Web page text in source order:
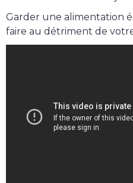
Garder une alimentation
faire au détriment de